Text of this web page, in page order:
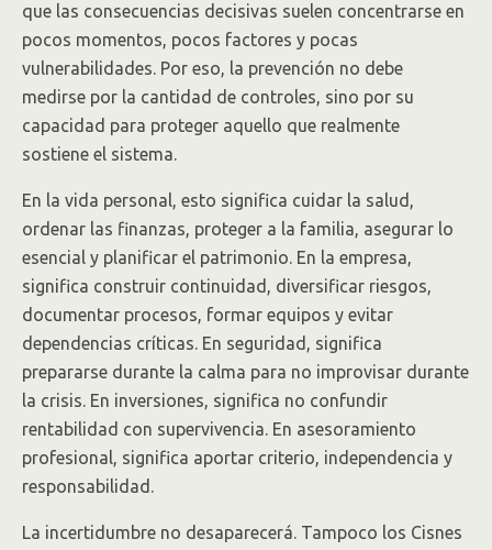
que las consecuencias decisivas suelen concentrarse en
pocos momentos, pocos factores y pocas
vulnerabilidades. Por eso, la prevención no debe
medirse por la cantidad de controles, sino por su
capacidad para proteger aquello que realmente
sostiene el sistema.
En la vida personal, esto significa cuidar la salud,
ordenar las finanzas, proteger a la familia, asegurar lo
esencial y planificar el patrimonio. En la empresa,
significa construir continuidad, diversificar riesgos,
documentar procesos, formar equipos y evitar
dependencias críticas. En seguridad, significa
prepararse durante la calma para no improvisar durante
la crisis. En inversiones, significa no confundir
rentabilidad con supervivencia. En asesoramiento
profesional, significa aportar criterio, independencia y
responsabilidad.
La incertidumbre no desaparecerá. Tampoco los Cisnes